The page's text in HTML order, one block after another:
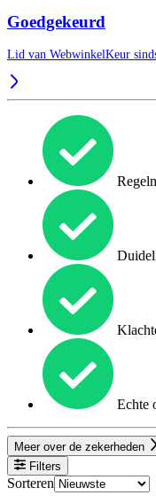
Goedgekeurd
Lid van WebwinkelKeur
Echte
Meer over de zekerheden
Filters
Sorteren